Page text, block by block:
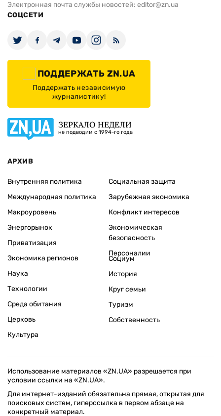
Электронная почта службы новостей: editor@zn.ua
СОЦСЕТИ
ПОДДЕРЖАТЬ ZN.UA
Поддержать независимую
журналистику!
ЗЕРКАЛО НЕДЕЛИ
не подводим с 1994-го года
АРХИВ
Внутренняя политика
Международная политика
Макроуровень
Энергорынок
Приватизация
Экономика регионов
Социальная защита
Зарубежная экономика
Конфликт интересов
Экономическая
безопасность
Персоналии
Наука
Технологии
Среда обитания
Церковь
Культура
Социум
История
Круг семьи
Туризм
Собственность
Использование материалов «ZN.UA» разрешается при
условии ссылки на «ZN.UA».
Для интернет-изданий обязательна прямая, открытая для
поисковых систем, гиперссылка в первом абзаце на
конкретный материал.